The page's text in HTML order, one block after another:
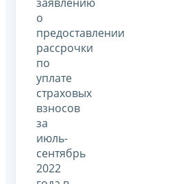
о
предоставлении
рассрочки
по
уплате
страховых
взносов
за
июль-
сентябрь
2022